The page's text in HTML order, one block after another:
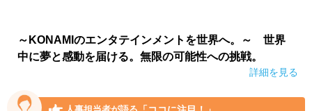
～KONAMIのエンタテインメントを世界へ。～ 世界
中に夢と感動を届ける。無限の可能性への挑戦。
詳細を見る